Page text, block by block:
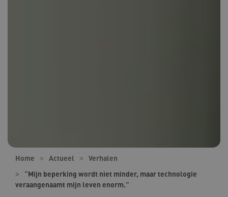
Home Actueel
Verhalen
“Mijn beperking wordt niet minder, maar technologie
veraangenaamt mijn leven enorm.”